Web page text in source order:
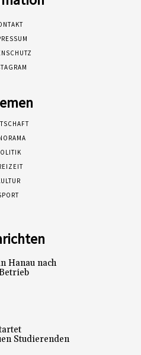
Hanau nach
Studierenden